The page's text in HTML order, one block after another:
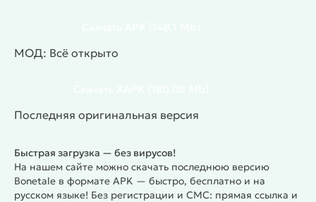
контент с новыми испытаниями и ситуациями
Уникальные атаки — запускай кости, стреляй
Конструктор персонажа— собери бойца с теми
способностями, которые нравятся тебе
Высокая сложность— готовься к серьёзным
МОД: Всё открыто
Последняя оригинальная версия
Быстрая загрузка — без вирусов!
На нашем сайте можно скачать последнюю версию
Bonetale в формате APK — быстро, бесплатно и на
русском языке! Без регистрации и СМС: прямая ссылка и